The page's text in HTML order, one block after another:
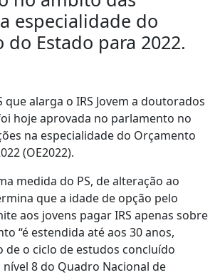
especialidade do
do Estado para 2022.
que alarga o IRS Jovem a doutorados
hoje aprovada no parlamento no
na especialidade do Orçamento
(OE2022).
medida do PS, de alteração ao
que a idade de opção pelo
aos jovens pagar IRS apenas sobre
“é estendida até aos 30 anos,
de o ciclo de estudos concluído
8 do Quadro Nacional de